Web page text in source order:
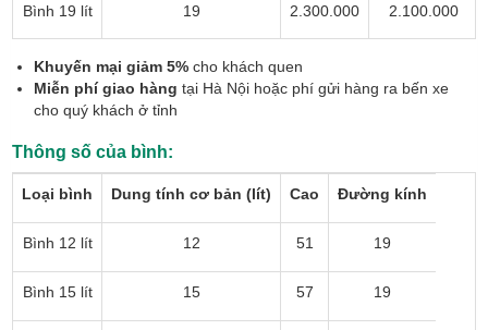
Bình 19 lít 19 2.300.000 2.100.000
Khuyến mại giảm 5% cho khách quen
Miễn phí giao hàng tại Hà Nội hoặc phí gửi hàng ra bến xe
cho quý khách ở tỉnh
Thông số của bình:
Loại bình Dung tính cơ bản (lít) Cao Đường kính
Bình 12 lít 12 51 19
Bình 15 lít 15 57 19